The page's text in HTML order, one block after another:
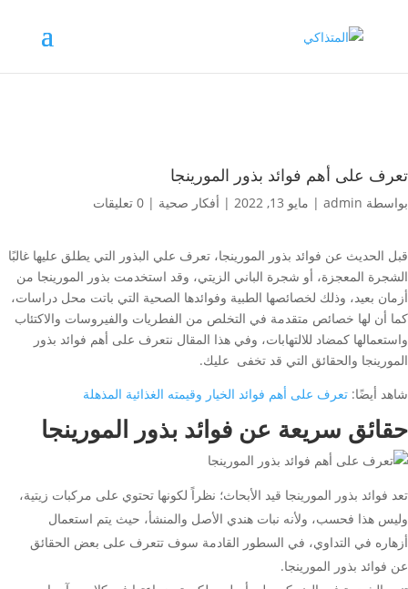
تعرف على أهم فوائد بذور المورينجا
بواسطة admin
| مايو 13, 2022 | أفكار صحية | 0 تعليقات
قبل الحديث عن فوائد بذور المورينجا، تعرف علي البذور التي يطلق عليها غالبًا
الشجرة المعجزة، أو شجرة الباني الزيتي، وقد استخدمت بذور المورينجا من
أزمان بعيد، وذلك لخصائصها الطبية وفوائدها الصحية التي باتت محل دراسات،
كما أن لها خصائص متقدمة في التخلص من الفطريات والفيروسات والاكتئاب
واستعمالها كمضاد للالتهابات، وفي هذا المقال نتعرف على أهم فوائد بذور
المورينجا والحقائق التي قد تخفى عليك.
شاهد أيضًا: تعرف على أهم فوائد الخيار وقيمته الغذائية المذهلة
حقائق سريعة عن فوائد بذور المورينجا
تعد فوائد بذور المورينجا قيد الأبحاث؛ نظراً لكونها تحتوي على مركبات زيتية،
وليس هذا فحسب، ولأنه نبات هندي الأصل والمنشأ، حيث يتم استعمال
أزهاره في التداوي، في السطور القادمة سوف تتعرف على بعض الحقائق
عن فوائد بذور المورينجا.